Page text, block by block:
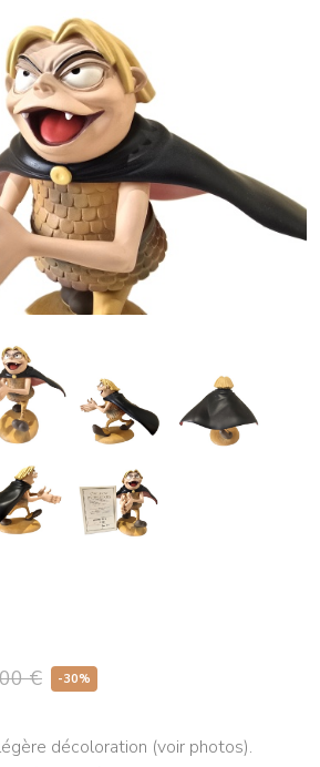
-30%
€
décoloration (voir photos).